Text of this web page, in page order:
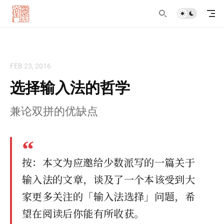
FEB 23, 2016
选择输入法的哲学
兼论双拼的优缺点
按：本文为应邀给少数派写的一篇关于
输入法的文章，谈及了一个本该受到大
家更多关注的「输入法选择」问题，希
望在阅读后你能有所收获。